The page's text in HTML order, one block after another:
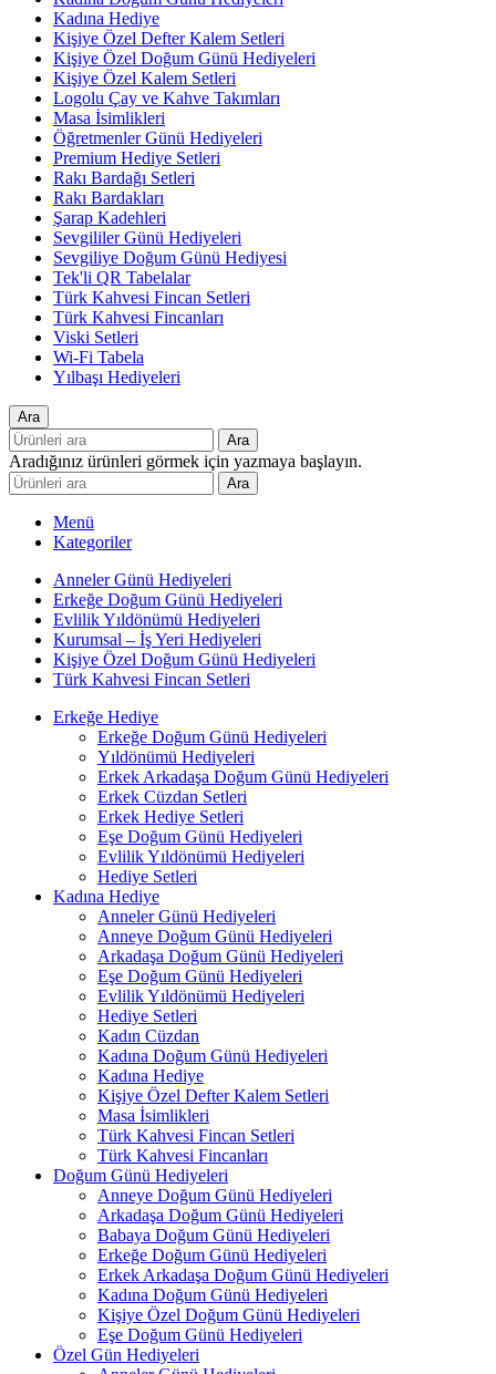
Kadına Hediye
Kişiye Özel Defter Kalem Setleri
Kişiye Özel Doğum Günü Hediyeleri
Kişiye Özel Kalem Setleri
Logolu Çay ve Kahve Takımları
Masa İsimlikleri
Öğretmenler Günü Hediyeleri
Premium Hediye Setleri
Rakı Bardağı Setleri
Rakı Bardakları
Şarap Kadehleri
Sevgililer Günü Hediyeleri
Sevgiliye Doğum Günü Hediyesi
Tek'li QR Tabelalar
Türk Kahvesi Fincan Setleri
Türk Kahvesi Fincanları
Viski Setleri
Wi-Fi Tabela
Yılbaşı Hediyeleri
Ara
Ara
Aradığınız ürünleri görmek için yazmaya başlayın.
Ara
Menü
Kategoriler
Anneler Günü Hediyeleri
Erkeğe Doğum Günü Hediyeleri
Evlilik Yıldönümü Hediyeleri
Kurumsal – İş Yeri Hediyeleri
Kişiye Özel Doğum Günü Hediyeleri
Türk Kahvesi Fincan Setleri
Erkeğe Hediye
Erkeğe Doğum Günü Hediyeleri
Yıldönümü Hediyeleri
Erkek Arkadaşa Doğum Günü Hediyeleri
Erkek Cüzdan Setleri
Erkek Hediye Setleri
Eşe Doğum Günü Hediyeleri
Evlilik Yıldönümü Hediyeleri
Hediye Setleri
Kadına Hediye
Anneler Günü Hediyeleri
Anneye Doğum Günü Hediyeleri
Arkadaşa Doğum Günü Hediyeleri
Eşe Doğum Günü Hediyeleri
Evlilik Yıldönümü Hediyeleri
Hediye Setleri
Kadın Cüzdan
Kadına Doğum Günü Hediyeleri
Kadına Hediye
Kişiye Özel Defter Kalem Setleri
Masa İsimlikleri
Türk Kahvesi Fincan Setleri
Türk Kahvesi Fincanları
Doğum Günü Hediyeleri
Anneye Doğum Günü Hediyeleri
Arkadaşa Doğum Günü Hediyeleri
Babaya Doğum Günü Hediyeleri
Erkeğe Doğum Günü Hediyeleri
Erkek Arkadaşa Doğum Günü Hediyeleri
Kadına Doğum Günü Hediyeleri
Kişiye Özel Doğum Günü Hediyeleri
Eşe Doğum Günü Hediyeleri
Özel Gün Hediyeleri